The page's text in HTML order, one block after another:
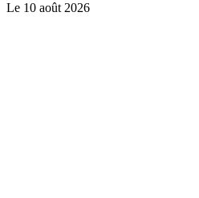
Le 10 août 2026